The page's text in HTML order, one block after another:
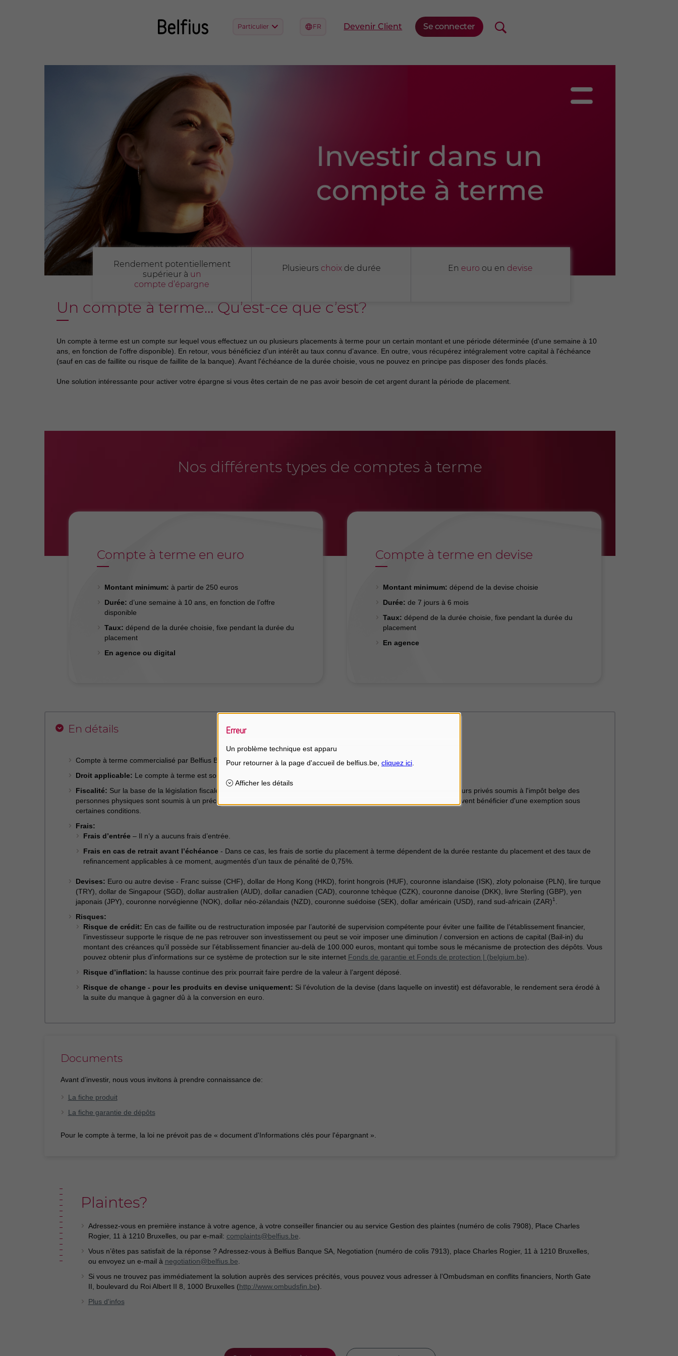
Rendement potentiellement
supérieur à un
compte d’épargne
Plusieurs choixde durée En euro ou en devise
Un compte à terme… Qu’est-ce que c’est?
Un compte à terme est un compte sur lequel vous effectuez un ou plusieurs placements à terme pour un certain montant et une période déterminée (d'une semaine à 10
ans, en fonction de l'offre disponible). En retour, vous bénéficiez d’un intérêt au taux connu d’avance. En outre, vous récupérez intégralement votre capital à l'échéance
(sauf en cas de faillite ou risque de faillite de la banque). Avant l'échéance de la durée choisie, vous ne pouvez en principe pas disposer des fonds placés.
Une solution intéressante pour activer votre épargne si vous êtes certain de ne pas avoir besoin de cet argent durant la période de placement.
Nos différents types de comptes à terme
Compte à terme en euro
Montant minimum: à partir de 250 euros
Durée: d’une semaine à 10 ans, en fonction de l’offre
disponible
Taux: dépend de la durée choisie, fixe pendant la durée du
placement
En agence ou digital
Compte à terme en devise
Montant minimum: dépend de la devise choisie
Durée: de 7 jours à 6 mois
Taux: dépend de la durée choisie, fixe pendant la durée du
placement
En agence
En détails
Compte à terme commercialisé par Belfius Banque.
Droit applicable: Le compte à terme est soumis au droit belge (État d'origine : Belgique)
Fiscalité: Sur la base de la législation fiscale actuellement en vigueur, qui peut être sujette à modifications, les investisseurs privés soumis à l'impôt belge des
personnes physiques sont soumis à un précompte mobilier libératoire de 30% sur les intérêts. Certains investisseurs peuvent bénéficier d'une exemption sous
certaines conditions.
Frais:
Frais d’entrée– Il n’y a aucuns frais d’entrée.
Frais en cas de retrait avant l’échéance- Dans ce cas, les frais de sortie du placement à terme dépendent de la durée restante du placement et des taux de
refinancement applicables à ce moment, augmentés d’un taux de pénalité de 0,75%.
Devises: Euro ou autre devise - Franc suisse (CHF), dollar de Hong Kong (HKD), forint hongrois (HUF), couronne islandaise (ISK), zloty polonaise (PLN), lire turque
(TRY), dollar de Singapour (SGD), dollar australien (AUD), dollar canadien (CAD), couronne tchèque (CZK), couronne danoise (DKK), livre Sterling (GBP), yen
japonais (JPY), couronne norvégienne (NOK), dollar néo-zélandais (NZD), couronne suédoise (SEK), dollar américain (USD), rand sud-africain (ZAR)1
Risques:
Risque de crédit: En cas de faillite ou de restructuration imposée par l’autorité de supervision compétente pour éviter une faillite de l’établissement financier,
l’investisseur supporte le risque de ne pas retrouver son investissement ou peut se voir imposer une diminution / conversion en actions de capital (Bail-in) du
montant des créances qu’il possède sur l’établissement financier au-delà de 100.000 euros, montant qui tombe sous le mécanisme de protection des dépôts. Vous
pouvez obtenir plus d’informations sur ce système de protection sur le site internet Fonds de garantie et Fonds de protection | (belgium.be)
Risque d’inflation: la hausse continue des prix pourrait faire perdre de la valeur à l’argent déposé.
Risque de change - pour les produits en devise uniquement: Si l’évolution de la devise (dans laquelle on investit) est défavorable, le rendement sera érodé à
la suite du manque à gagner dû à la conversion en euro.
Documents
Avant d’investir, nous vous invitons à prendre connaissance de:
La fiche produit
La fiche garantie de dépôts
Pour le compte à terme, la loi ne prévoit pas de « document d'Informations clés pour l'épargnant ».
Plaintes?
Adressez-vous en première instance à votre agence, à votre conseiller financier ou au service Gestion des plaintes (numéro de colis 7908), Place Charles
Rogier, 11 à 1210 Bruxelles, ou par e-mail: complaints@belfius.be
Vous n’êtes pas satisfait de la réponse ? Adressez-vous à Belfius Banque SA, Negotiation (numéro de colis 7913), place Charles Rogier, 11 à 1210 Bruxelles,
ou envoyez un e-mail à negotiation@belfius.be
Si vous ne trouvez pas immédiatement la solution auprès des services précités, vous pouvez vous adresser à l’Ombudsman en conflits financiers, North Gate
II, boulevard du Roi Albert II 8, 1000 Bruxelles (http://www.ombudsfin.be).
Plus d'infos
Erreur
Un problème technique est apparu